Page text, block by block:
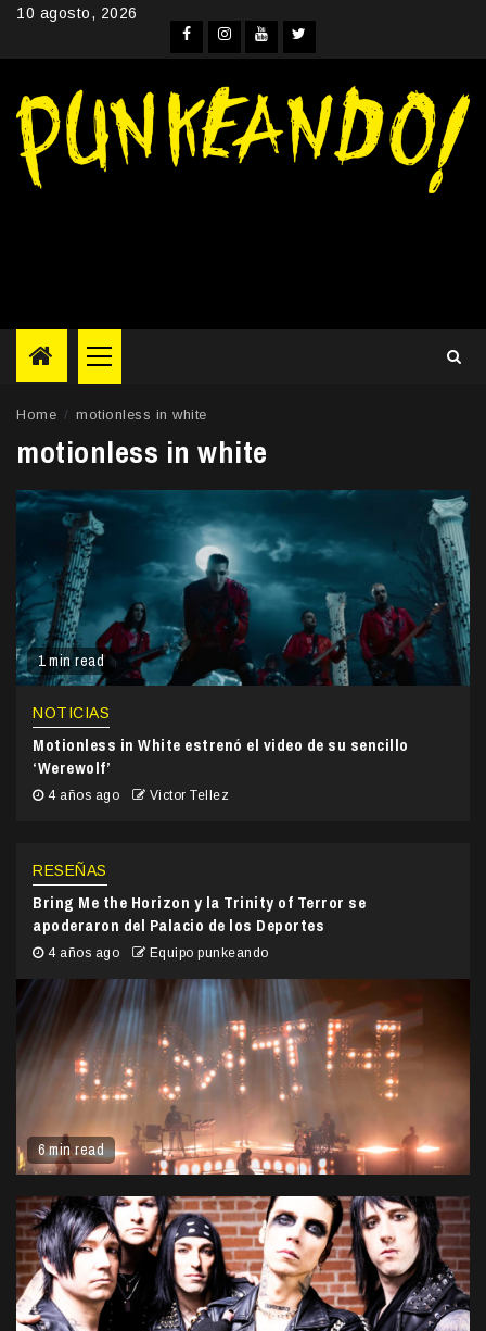
Skip10 agosto, 2026
Facebook
Instagram
YouTube
Twitter
Primary
Menu
Home motionless in white
motionless in white
1 min read
NOTICIAS
Motionless in White estrenó el video de su sencillo
‘Werewolf’
4 años ago Victor Tellez
6 min read
RESEÑAS
Bring Me the Horizon y la Trinity of Terror se
apoderaron del Palacio de los Deportes
4 años ago Equipo punkeando